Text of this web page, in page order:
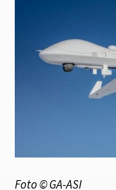
Foto © GA-ASI